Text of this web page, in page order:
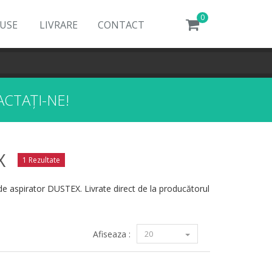
0
LIVRARE CONTACT
NE!
1 Rezultate
aspirator DUSTEX. Livrate direct de la producătorul
Afiseaza : 20